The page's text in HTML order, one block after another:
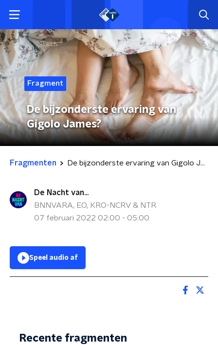
Fragment
De bijzonderste ervaring van
Gigolo James?
Fragmenten De bijzonderste ervaring van Gigolo James?
De Nacht van...
BNNVARA, EO, KRO-NCRV & NTR
07 februari 2022 02:00 - 05:00
Speel audio af
Recente fragmenten